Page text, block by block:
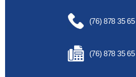
(76) 878 35 65
(76) 878 35 65